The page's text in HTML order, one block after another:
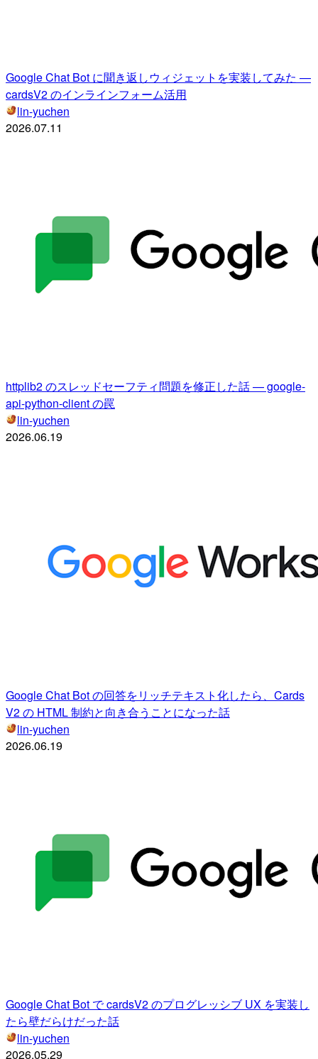
Google Chat Bot に聞き返しウィジェットを実装してみた —
cardsV2 のインラインフォーム活用
lin-yuchen
2026.07.11
httplib2 のスレッドセーフティ問題を修正した話 — google-
api-python-client の罠
lin-yuchen
2026.06.19
Google Chat Bot の回答をリッチテキスト化したら、Cards
V2 の HTML 制約と向き合うことになった話
lin-yuchen
2026.06.19
Google Chat Bot で cardsV2 のプログレッシブ UX を実装し
たら壁だらけだった話
lin-yuchen
2026.05.29